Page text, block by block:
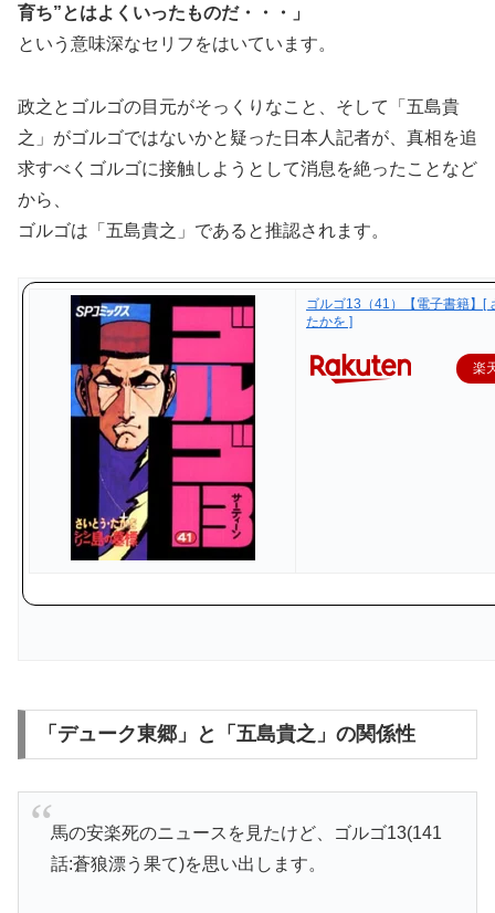
育ち”とはよくいったものだ・・・」
という意味深なセリフをはいています。
政之とゴルゴの目元がそっくりなこと、そして「五島貴
之」がゴルゴではないかと疑った日本人記者が、真相を追
求すべくゴルゴに接触しようとして消息を絶ったことなど
から、
ゴルゴは「五島貴之」であると推認されます。
ゴルゴ13（41）【電子書籍】[
たかを ]
楽
「デューク東郷」と「五島貴之」の関係性
馬の安楽死のニュースを見たけど、ゴルゴ13(141
話:蒼狼漂う果て)を思い出します。